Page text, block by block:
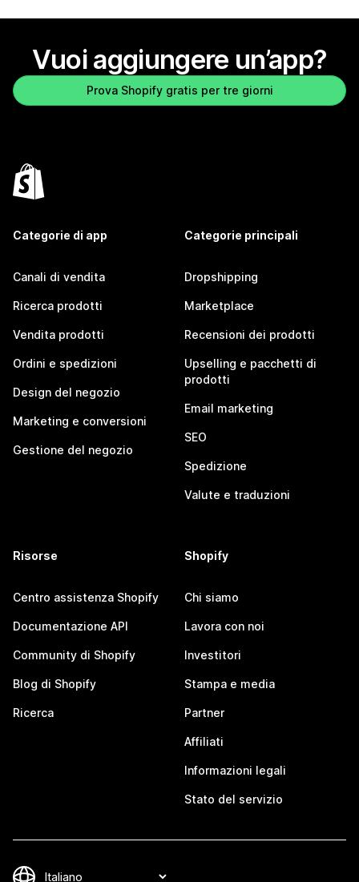
Vuoi aggiungere un’app?
Prova Shopify gratis per tre giorni
Categorie di app
Canali di vendita
Ricerca prodotti
Vendita prodotti
Ordini e spedizioni
Design del negozio
Marketing e conversioni
Gestione del negozio
Categorie principali
Dropshipping
Marketplace
Recensioni dei prodotti
Upselling e pacchetti di
prodotti
Email marketing
SEO
Spedizione
Valute e traduzioni
Risorse
Centro assistenza Shopify
Documentazione API
Community di Shopify
Blog di Shopify
Ricerca
Shopify
Chi siamo
Lavora con noi
Investitori
Stampa e media
Partner
Affiliati
Informazioni legali
Stato del servizio